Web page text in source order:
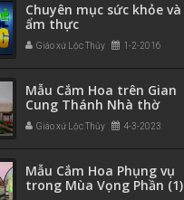
Chuyên mục sức khỏe và
ẩm thực
Giáo xứ Lộc Thủy 1-2-2016
Mẫu Cắm Hoa trên Gian
Cung Thánh Nhà thờ
Giáo xứ Lộc Thủy 4-3-2023
Mẫu Cắm Hoa Phụng vụ
trong Mùa Vọng Phần (1)